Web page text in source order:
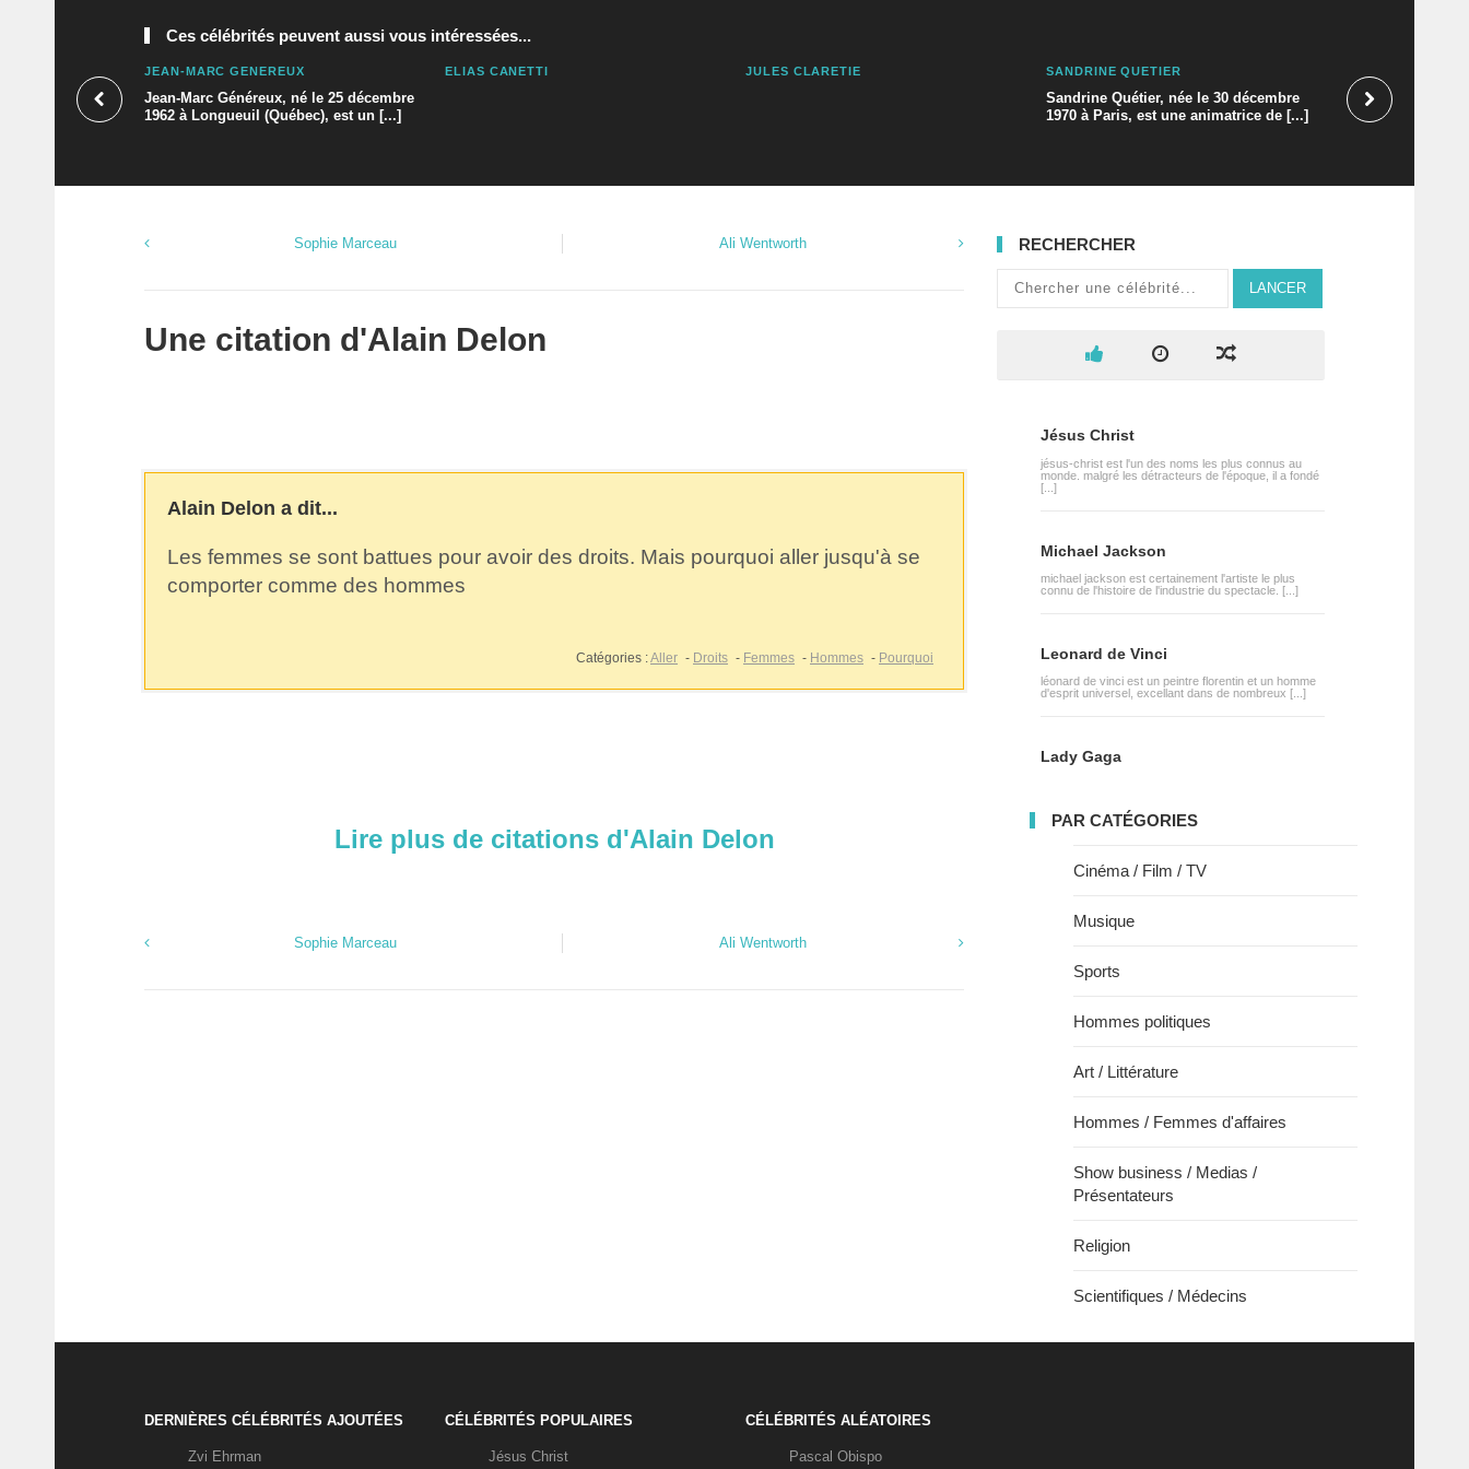
Ces célébrités peuvent aussi vous intéressées...
JEAN-MARC GÉNÉREUX
Jean-Marc Généreux, né le 25 décembre
1962 à Longueuil (Québec), est un [...]
ELIAS CANETTI JULES CLARETIE SANDRINE QUÉTIER
Sandrine Quétier, née le 30 décembre
1970 à Paris, est une animatrice de [...]
Sophie Marceau Ali Wentworth
Une citation d'Alain Delon
Alain Delon a dit...
Les femmes se sont battues pour avoir des droits. Mais pourquoi aller jusqu'à se
comporter comme des hommes
Catégories :Aller - Droits - Femmes - Hommes - Pourquoi
Lire plus de citations d'Alain Delon
Sophie Marceau Ali Wentworth
RECHERCHER
LANCER
Jésus Christ
jésus-christ est l'un des noms les plus connus au
monde. malgré les détracteurs de l'époque, il a fondé
[...]
Michael Jackson
michael jackson est certainement l'artiste le plus
connu de l'histoire de l'industrie du spectacle. [...]
Leonard de Vinci
léonard de vinci est un peintre florentin et un homme
d'esprit universel, excellant dans de nombreux [...]
Lady Gaga
PAR CATÉGORIES
Cinéma / Film / TV
Musique
Sports
Hommes politiques
Art / Littérature
Hommes / Femmes d'affaires
Show business / Medias /
Présentateurs
Religion
Scientifiques / Médecins
DERNIÈRES CÉLÉBRITÉS AJOUTÉES
Zvi Ehrman
CÉLÉBRITÉS POPULAIRES
Jésus Christ
CÉLÉBRITÉS ALÉATOIRES
Pascal Obispo